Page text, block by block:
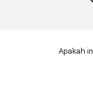
Apakah